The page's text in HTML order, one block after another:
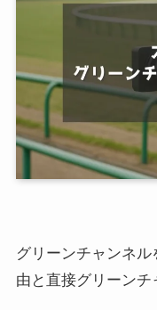
グリーンチャンネ
由と直接グリーンチ